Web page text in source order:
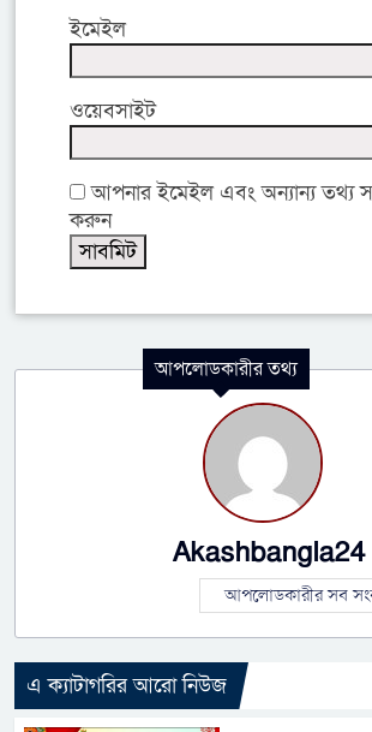
ইমেইল
ওয়েবসাইট
আপনার ইমেইল এবং অন্যান্য তথ্য
করুন
আপলোডকারীর তথ্য
Akashbangla24
আপলোডকারীর সব
এ ক্যাটাগরির আরো নিউজ